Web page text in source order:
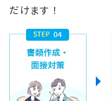
だけます！